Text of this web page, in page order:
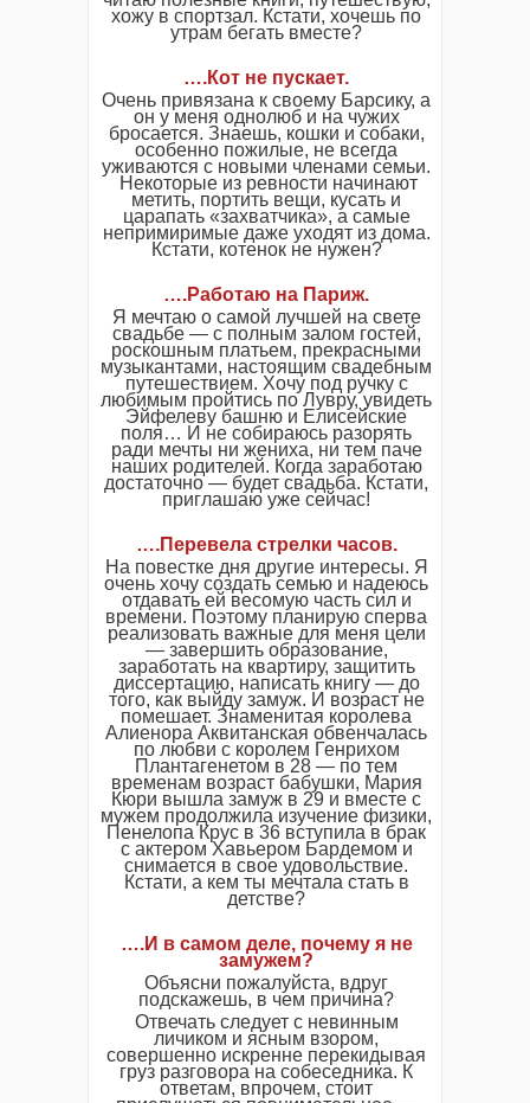
хожу в спортзал. Кстати, хочешь по
утрам бегать вместе?
….Кот не пускает.
Очень привязана к своему Барсику, а
он у меня однолюб и на чужих
бросается. Знаешь, кошки и собаки,
особенно пожилые, не всегда
уживаются с новыми членами семьи.
Некоторые из ревности начинают
метить, портить вещи, кусать и
царапать «захватчика», а самые
непримиримые даже уходят из дома.
Кстати, котенок не нужен?
….Работаю на Париж.
Я мечтаю о самой лучшей на свете
свадьбе — с полным залом гостей,
роскошным платьем, прекрасными
музыкантами, настоящим свадебным
путешествием. Хочу под ручку с
любимым пройтись по Лувру, увидеть
Эйфелеву башню и Елисейские
поля… И не собираюсь разорять
ради мечты ни жениха, ни тем паче
наших родителей. Когда заработаю
достаточно — будет свадьба. Кстати,
приглашаю уже сейчас!
….Перевела стрелки часов.
На повестке дня другие интересы. Я
очень хочу создать семью и надеюсь
отдавать ей весомую часть сил и
времени. Поэтому планирую сперва
реализовать важные для меня цели
— завершить образование,
заработать на квартиру, защитить
диссертацию, написать книгу — до
того, как выйду замуж. И возраст не
помешает. Знаменитая королева
Алиенора Аквитанская обвенчалась
по любви с королем Генрихом
Плантагенетом в 28 — по тем
временам возраст бабушки, Мария
Кюри вышла замуж в 29 и вместе с
мужем продолжила изучение физики,
Пенелопа Крус в 36 вступила в брак
с актером Хавьером Бардемом и
снимается в свое удовольствие.
Кстати, а кем ты мечтала стать в
детстве?
….И в самом деле, почему я не
замужем?
Объясни пожалуйста, вдруг
подскажешь, в чем причина?
Отвечать следует с невинным
личиком и ясным взором,
совершенно искренне перекидывая
груз разговора на собеседника. К
ответам, впрочем, стоит